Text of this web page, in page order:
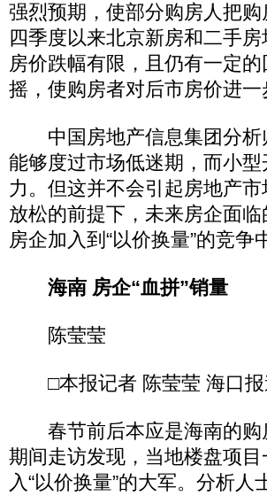
强烈预期，使部分购房人把
四季度以来北京新房和二手
房价跌幅有限，且仍有一定
摇，使购房者对后市房价进
中国房地产信息集团分析
能够度过市场低迷期，而小
力。但这并不会引起房地产
放松的前提下，未来房企面
房企加入到“以价换量”的竞争
海南 房企“血拼”销量
陈莹莹
□本报记者 陈莹莹 海口报
春节前后本应是海南的购
期间走访发现，当地楼盘项
入“以价换量”的大军。分析